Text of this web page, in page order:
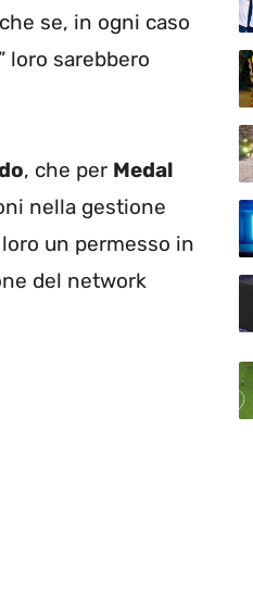
se, in ogni caso
loro sarebbero
, che per Medal
nella gestione
un permesso in
del network